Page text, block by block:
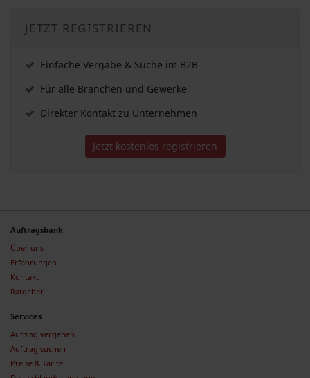
JETZT REGISTRIEREN
Einfache Vergabe & Suche im B2B
Für alle Branchen und Gewerke
Direkter Kontakt zu Unternehmen
Jetzt kostenlos registrieren
Auftragsbank
Über uns
Erfahrungen
Kontakt
Ratgeber
Services
Auftrag vergeben
Auftrag suchen
Preise & Tarife